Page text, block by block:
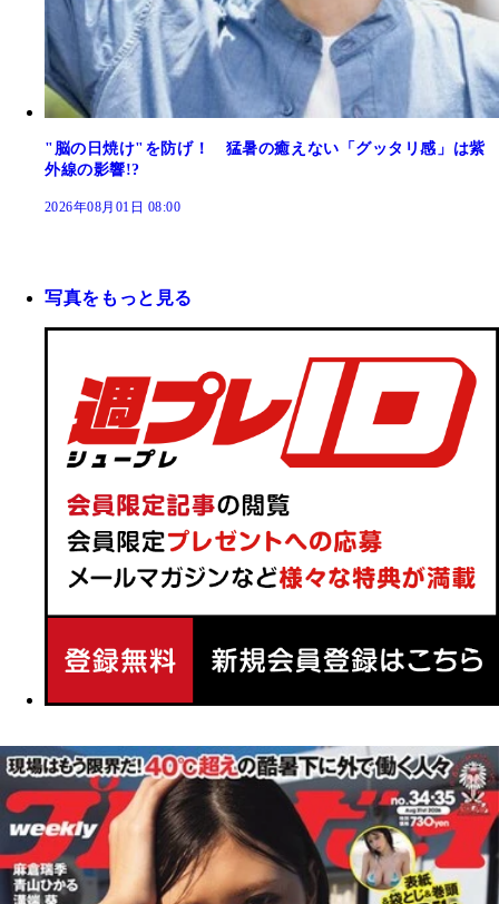
"脳の日焼け"を防げ！ 猛暑の癒えない「グッタリ感」は紫
外線の影響!?
2026年08月01日 08:00
写真をもっと見る